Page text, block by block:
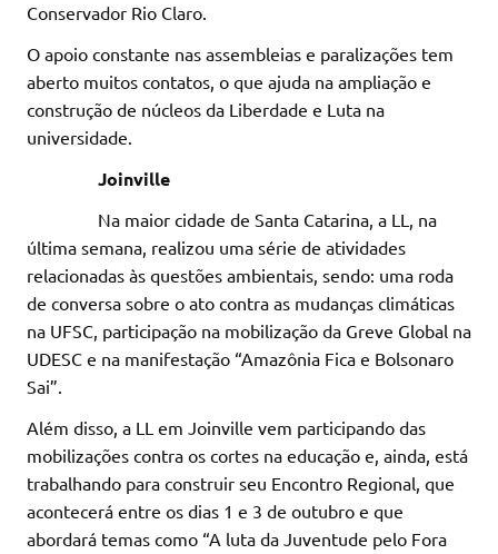
Conservador Rio Claro.
O apoio constante nas assembleias e paralizações tem
aberto muitos contatos, o que ajuda na ampliação e
construção de núcleos da Liberdade e Luta na
universidade.
Joinville
Na maior cidade de Santa Catarina, a LL, na
última semana, realizou uma série de atividades
relacionadas às questões ambientais, sendo: uma roda
de conversa sobre o ato contra as mudanças climáticas
na UFSC, participação na mobilização da Greve Global na
UDESC e na manifestação “Amazônia Fica e Bolsonaro
Sai”.
Além disso, a LL em Joinville vem participando das
mobilizações contra os cortes na educação e, ainda, está
trabalhando para construir seu Encontro Regional, que
acontecerá entre os dias 1 e 3 de outubro e que
abordará temas como “A luta da Juventude pelo Fora